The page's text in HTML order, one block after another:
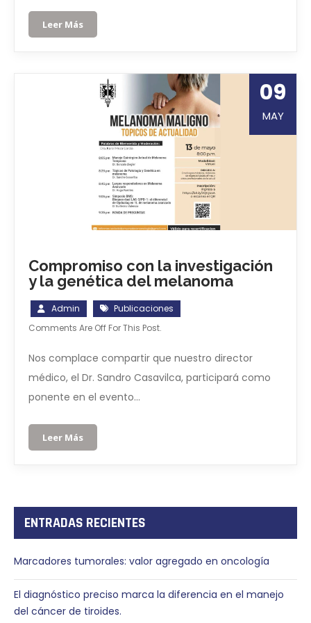
Leer Más
09
MAY
Compromiso con la investigación
y la genética del melanoma
Admin
Publicaciones
Comments Are Off For This Post.
Nos complace compartir que nuestro director
médico, el Dr. Sandro Casavilca, participará como
ponente en el evento…
Leer Más
ENTRADAS RECIENTES
Marcadores tumorales: valor agregado en oncología
El diagnóstico preciso marca la diferencia en el manejo
del cáncer de tiroides.